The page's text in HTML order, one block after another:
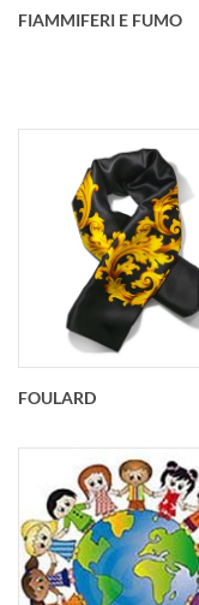
FIAMMIFERI E FUMO
FOULARD